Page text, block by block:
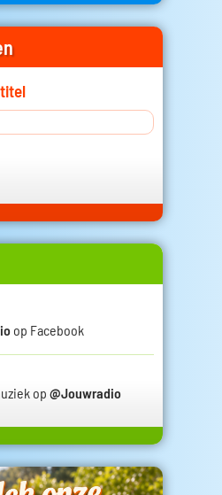
op Facebook
op @Jouwradio